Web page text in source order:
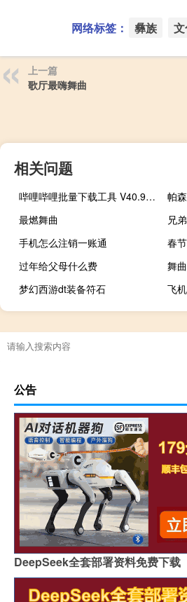
网络标签： 彝族
上一篇
歌厅最嗨舞曲
相关问题
哔哩哔哩批量下载工具 V40.9 绿色免费版（哔哩哔哩批量下载工具 V40.9 绿色免费版功能简介）
帕
最燃舞曲
兄
手机怎么注销一账通
春
过年给父母什么费
舞
梦幻西游dt装备符石
飞
公告
DeepSeek全套部署资料免费下载